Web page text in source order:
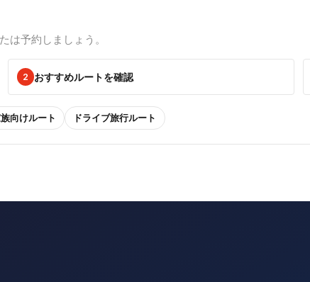
は予約しましょう。
2 おすすめルートを確認
向けルート ドライブ旅行ルート